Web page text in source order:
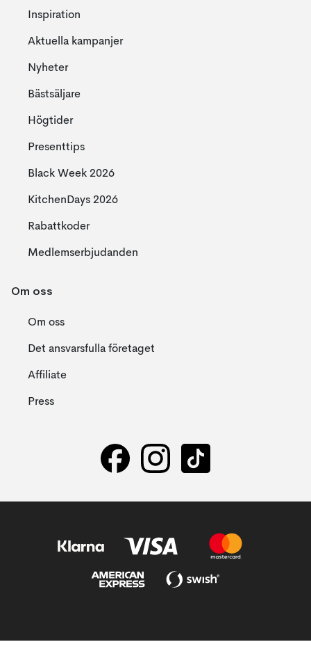
Inspiration
Aktuella kampanjer
Nyheter
Bästsäljare
Högtider
Presenttips
Black Week 2026
KitchenDays 2026
Rabattkoder
Medlemserbjudanden
Om oss
Om oss
Det ansvarsfulla företaget
Affiliate
Press